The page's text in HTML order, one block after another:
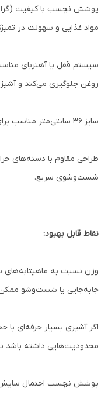
پوشش نچسب با کیفیت
مواد غذایی و سهولت در
سیستم قفل یا آهنربای
روغن جلوگیری می‌کند و
سایز ۳۶ سانتی‌متر مناسب برای خانواده‌ها و پخت وعده بزرگ‌تر.
طراحی مقاوم با دسته‌های
شست‌وشوی سریع.
نقاط قابل بهبود:
وزن نسبت به ماهیتابه‌های
جابه‌جایی یا شست‌وشو
اگر آشپزی بسیار حرفه‌ای با
محدودیت‌هایی داشته باشد
پوشش نچسب احتمال سایش